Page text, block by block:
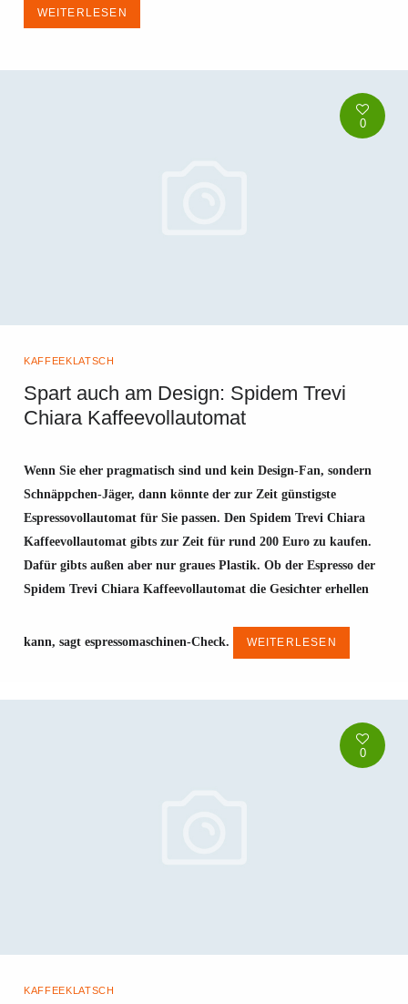
WEITERLESEN
0
KAFFEEKLATSCH
Spart auch am Design: Spidem Trevi
Chiara Kaffeevollautomat
Wenn Sie eher pragmatisch sind und kein Design-Fan, sondern
Schnäppchen-Jäger, dann könnte der zur Zeit günstigste
Espressovollautomat für Sie passen. Den Spidem Trevi Chiara
Kaffeevollautomat gibts zur Zeit für rund 200 Euro zu kaufen.
Dafür gibts außen aber nur graues Plastik. Ob der Espresso der
Spidem Trevi Chiara Kaffeevollautomat die Gesichter erhellen
kann, sagt espressomaschinen-Check. WEITERLESEN
0
KAFFEEKLATSCH